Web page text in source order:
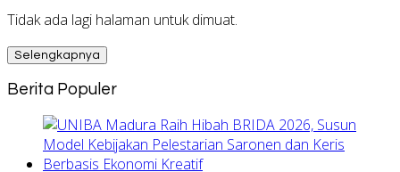
Tidak ada lagi halaman untuk dimuat.
Selengkapnya
Berita Populer